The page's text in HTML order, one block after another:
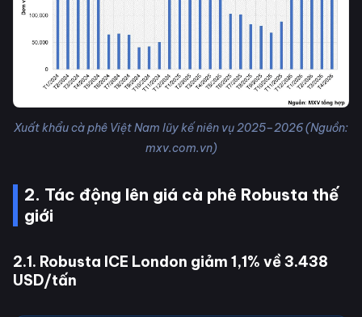
Xuất khẩu cà phê Việt Nam lũy kế niên vụ 2025–2026 (Nguồn:
mxv.com.vn)
2. Tác động lên giá cà phê Robusta thế
giới
2.1. Robusta ICE London giảm 1,1% về 3.438
USD/tấn